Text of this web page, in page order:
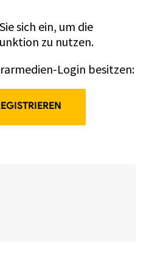
Sie sich ein, um die
zu nutzen.
Login besitzen: